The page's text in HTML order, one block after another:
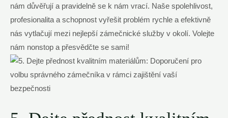
nám důvěřují a ⁢pravidelně⁣ se k nám vrací. Naše ​spolehlivost,⁤
profesionalita a schopnost ⁤vyřešit problém rychle a efektivně
nás vytlačují mezi nejlepší zámečnické ⁣služby v okolí. Volejte
nám nonstop a přesvědčte se sami!